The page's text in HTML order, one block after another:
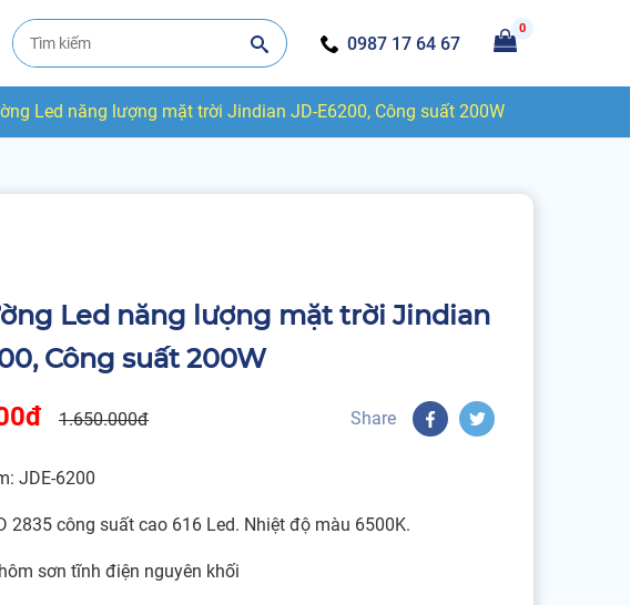
0987 17 64 67
0
Led năng lượng mặt trời Jindian JD-E6200, Công suất 200W
Led năng lượng mặt trời Jindian
Công suất 200W
1.650.000đ Share
JDE-6200
2835 công suất cao 616 Led. Nhiệt độ màu 6500K.
sơn tĩnh điện nguyên khối